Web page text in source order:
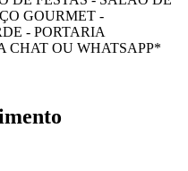
GOURMET -
- PORTARIA
CHAT OU WHATSAPP*